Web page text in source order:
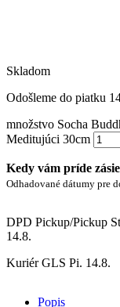
Skladom
Odošleme do piatku
množstvo Socha
Meditujúci 30cm
Kedy vám príde
Odhadované dátumy pre
DPD Pickup/Pickup
14.8.
Kuriér GLS Pi. 14.8.
Popis